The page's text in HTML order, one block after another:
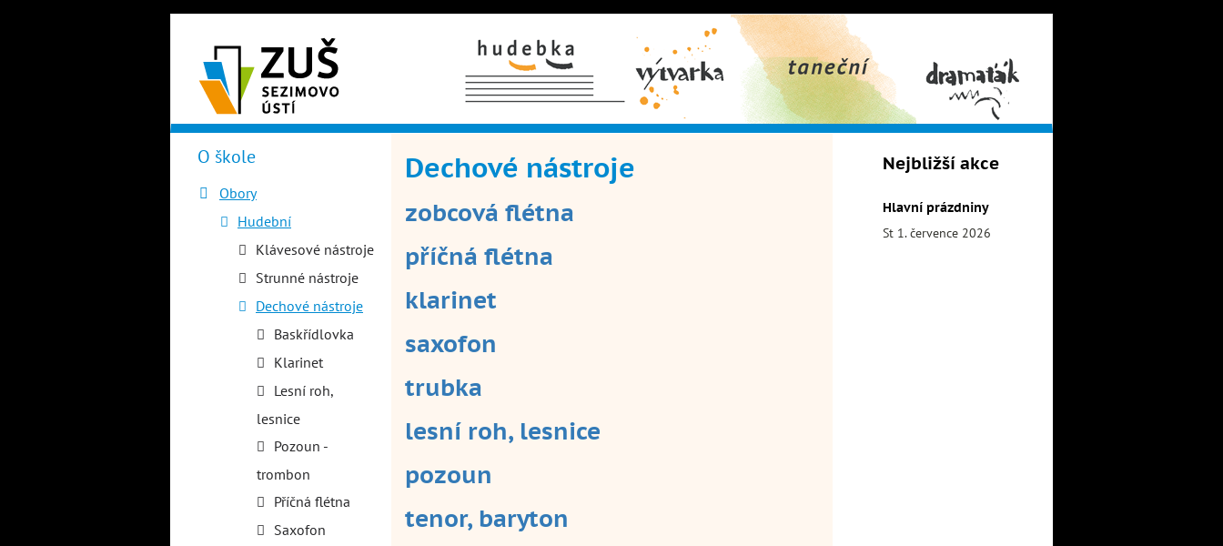
Hudební obor Výtvarný
obor
Taneční obor
Hlavní
O škole
Obory
Hudební
Klávesové nástroje
Strunné nástroje
Dechové nástroje
Baskřídlovka
Klarinet
Lesní roh,
lesnice
Pozoun -
trombon
Příčná flétna
Saxofon
Dechové nástroje
zobcová flétna
příčná flétna
klarinet
saxofon
trubka
lesní roh, lesnice
pozoun
tenor, baryton
Nejbližší akce
Hlavní prázdniny
St 1. července 2026